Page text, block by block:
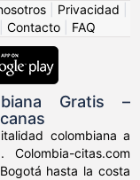
Privacidad
Contacto FAQ
Gratis –
colombiana a
citas.com
hasta la costa